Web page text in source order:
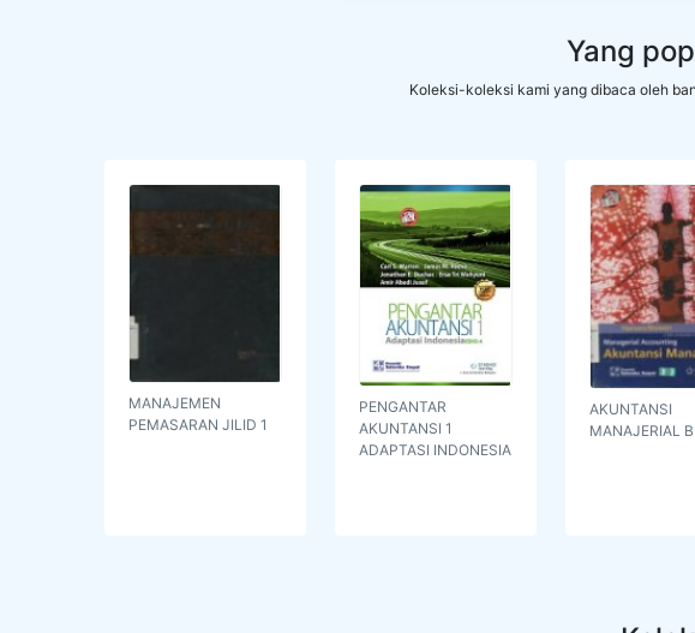
Yang
Koleksi-koleksi kami yang dibaca oleh
MANAJEMEN
PEMASARAN JILID 1
PENGANTAR
AKUNTANSI 1
ADAPTASI INDONESIA
AKUNTANSI
MANAJERIAL